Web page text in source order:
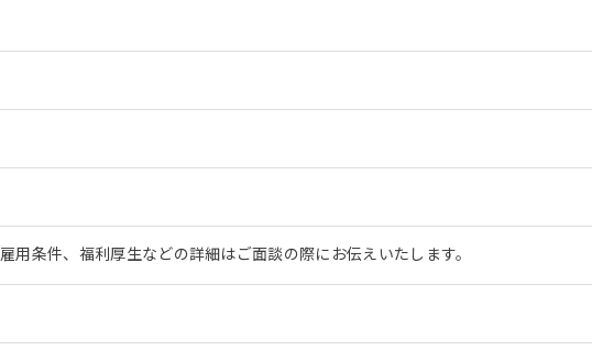
雇用条件、福利厚生などの詳細はご面談の際にお伝えいたします。